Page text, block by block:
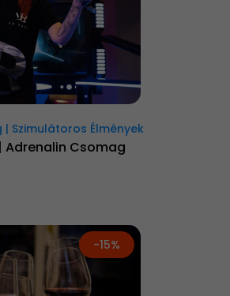
Szimulátoros Élmények
Adrenalin Csomag
-15%